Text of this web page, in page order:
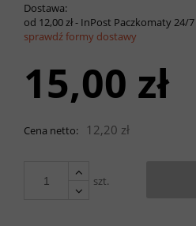
Dostawa:
od 12,00 zł- InPost Paczkomaty 24/7
sprawdź formy dostawy
15,00 zł
Cena netto: 12,20 zł
szt.